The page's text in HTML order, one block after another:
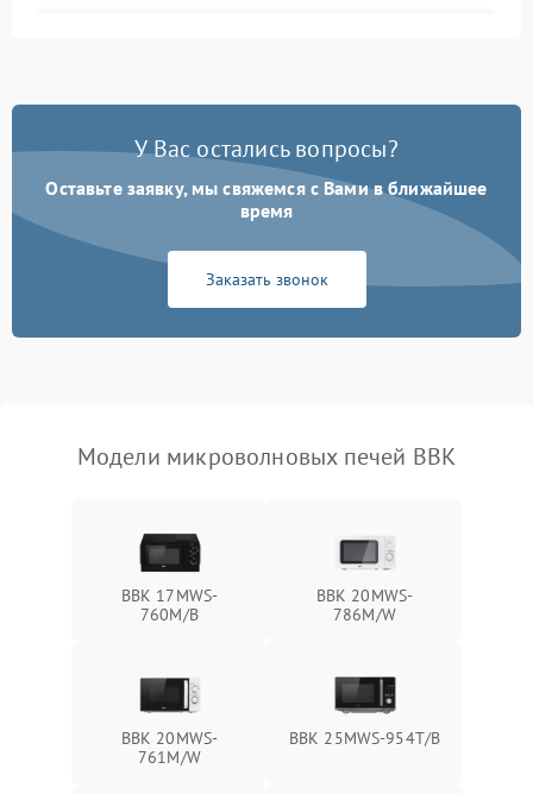
Появление запаха гари 2400 ₽ Подробнее →
Проблемы с вентилятором 2000 ₽
Поломка системы
охлаждения
Подробнее →
Не работают сенсорные
Сломался трансформатор Подробнее →
У Вас остались вопросы?
Оставьте заявку, мы свяжемся с Вами в ближайшее
время
Заказать звонок
Модели микроволновых печей BBK
BBK 17MWS-
760M/B
BBK 20MWS-
786M/W
BBK 20MWS-
761M/W
BBK 25MWS-954T/B